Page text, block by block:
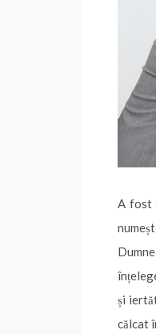
A fost
și
călcat